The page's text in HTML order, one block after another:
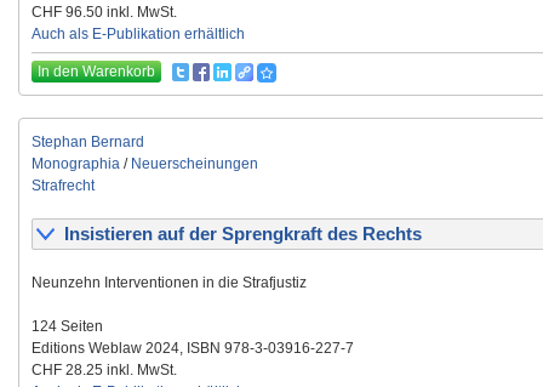
CHF 96.50 inkl. MwSt.
Auch als E-Publikation erhältlich
In den Warenkorb
Stephan Bernard
Monographia / Neuerscheinungen
Strafrecht
Insistieren auf der Sprengkraft des Rechts
Neunzehn Interventionen in die Strafjustiz
124 Seiten
Editions Weblaw 2024, ISBN 978-3-03916-227-7
CHF 28.25 inkl. MwSt.